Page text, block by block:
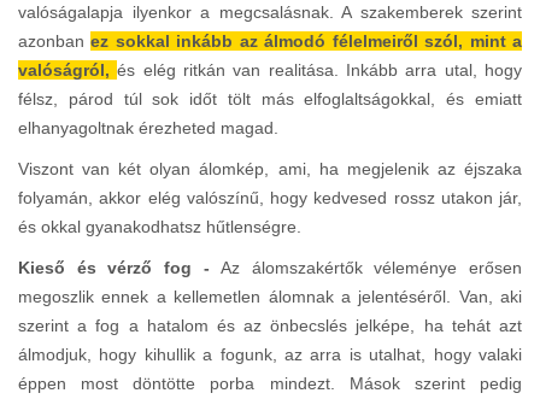
valóságalapja ilyenkor a megcsalásnak. A szakemberek szerint
azonbanez sokkal inkább az álmodó félelmeiről szól, mint a
valóságról,és elég ritkán van realitása. Inkább arra utal, hogy
félsz, párod túl sok időt tölt más elfoglaltságokkal, és emiatt
elhanyagoltnak érezheted magad.
Viszont van két olyan álomkép, ami, ha megjelenik az éjszaka
folyamán, akkor elég valószínű, hogy kedvesed rossz utakon jár,
és okkal gyanakodhatsz hűtlenségre.
Kieső és vérző fog -Az álomszakértők véleménye erősen
megoszlik ennek a kellemetlen álomnak a jelentéséről. Van, aki
szerint a fog a hatalom és az önbecslés jelképe, ha tehát azt
álmodjuk, hogy kihullik a fogunk, az arra is utalhat, hogy valaki
éppen most döntötte porba mindezt. Mások szerint pedig